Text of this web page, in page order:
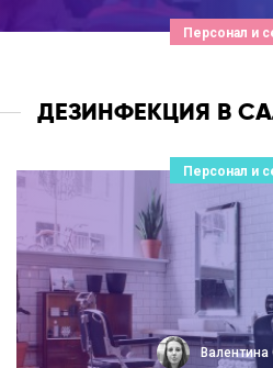
Персонал и
ДЕЗИНФЕКЦИЯ В
Персонал и